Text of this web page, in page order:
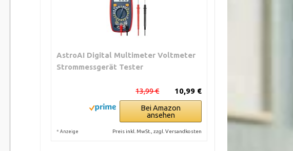
AstroAI Digital Multimeter Voltmeter
Strommessgerät Tester
10,99 €
13,99 €
Bei Amazon
ansehen
* Anzeige Preis inkl. MwSt., zzgl. Versandkosten